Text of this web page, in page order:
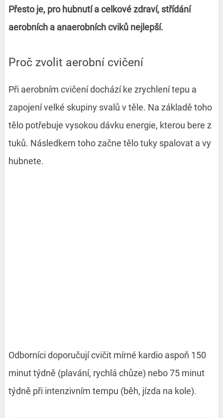
Přesto je, pro hubnutí a celkové zdraví, střídání
aerobních a anaerobních cviků nejlepší.
Proč zvolit aerobní cvičení
Při aerobním cvičení dochází ke zrychlení tepu a
zapojení velké skupiny svalů v těle. Na základě toho
tělo potřebuje vysokou dávku energie, kterou bere z
tuků. Následkem toho začne tělo tuky spalovat a vy
hubnete.
Odborníci doporučují cvičit mírné kardio aspoň 150
minut týdně (plavání, rychlá chůze) nebo 75 minut
týdně při intenzivním tempu (běh, jízda na kole).